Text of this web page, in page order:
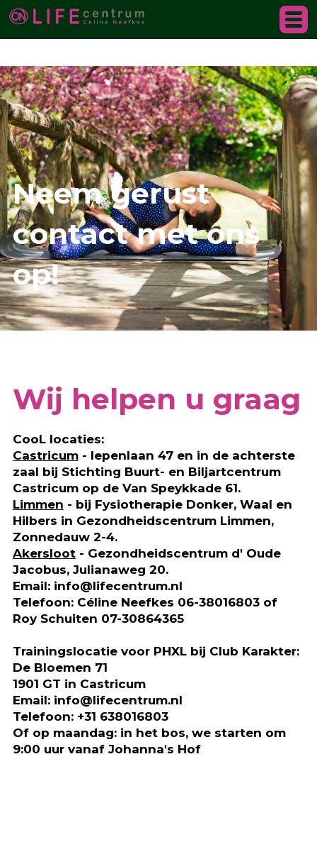
✓ CooL wordt vergoed in de basis verzekering ✓
+316 38 0168 03
Neem gerust
contact met ons
op!
Wij helpen u graag
CooL locaties:
Castricum- Iepenlaan 47 en in de achterste
zaal bij Stichting Buurt- en Biljartcentrum
Castricum op de Van Speykkade 61.
Limmen - bij Fysiotherapie Donker, Waal en
Hilbers in Gezondheidscentrum Limmen,
Zonnedauw 2-4.
Akersloot- Gezondheidscentrum d' Oude
Jacobus, Julianaweg 20.
Email: info@lifecentrum.nl
Telefoon: Céline Neefkes 06-38016803 of
Roy Schuiten 07-30864365
Trainingslocatie voor PHXL bij Club Karakter:
De Bloemen 71
1901 GT in Castricum
Email: info@lifecentrum.nl
Telefoon: +31 638016803
Of op maandag: in het bos, we starten om
9:00 uur vanaf Johanna's Hof